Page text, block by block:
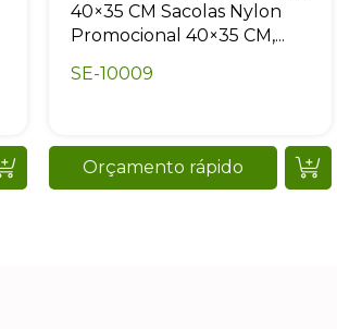
40×35 CM Sacolas Nylon
Promocional 40×35 CM,...
SE-10009
Orçamento rápido